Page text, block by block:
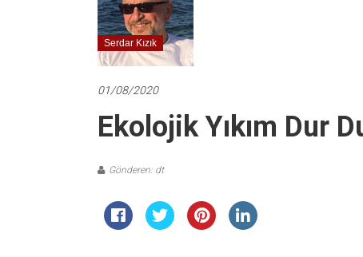
Serdar Kızık
01/08/2020
Ekolojik Yıkım Dur
Gönderen: dt